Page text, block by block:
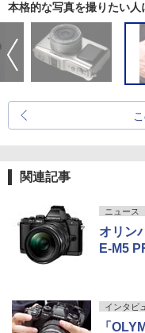
本格的な写真を撮りたい
関連記事
ニュース
オリン
E-M5
インタビ
「